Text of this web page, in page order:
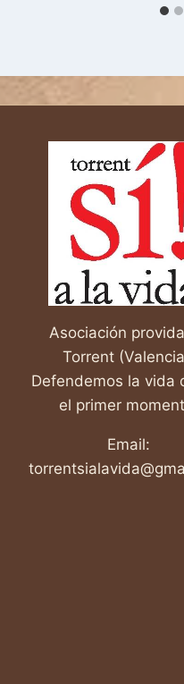
Asociación
Torrent
Defendemos la vida
el primer
Email: